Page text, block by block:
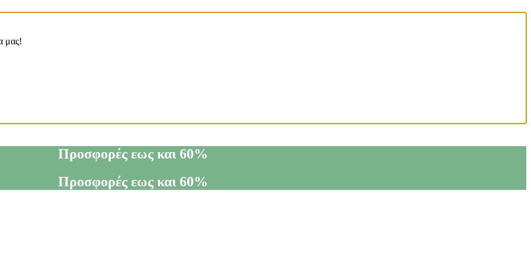
μας!
Προσφορές εως και 60%
Προσφορές εως και 60%